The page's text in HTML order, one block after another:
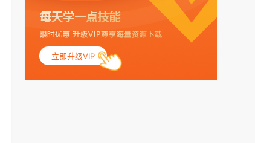
立即升级VIP